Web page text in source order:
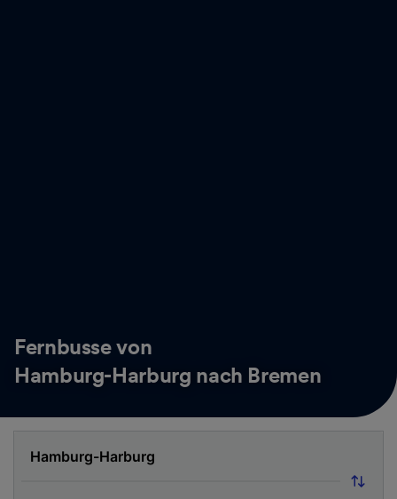
Fernbusse von
Hamburg-Harburg nach Bremen